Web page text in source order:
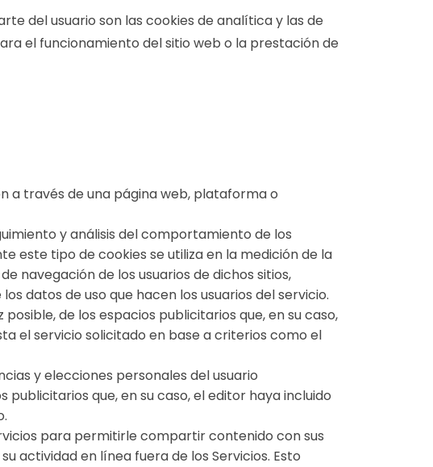
del usuario son las cookies de analítica y las de
el funcionamiento del sitio web o la prestación de
a través de una página web, plataforma o
y análisis del comportamiento de los
este tipo de cookies se utiliza en la medición de la
navegación de los usuarios de dichos sitios,
datos de uso que hacen los usuarios del servicio.
de los espacios publicitarios que, en su caso,
el servicio solicitado en base a criterios como el
y elecciones personales del usuario
que, en su caso, el editor haya incluido
para permitirle compartir contenido con sus
actividad en línea fuera de los Servicios. Esto